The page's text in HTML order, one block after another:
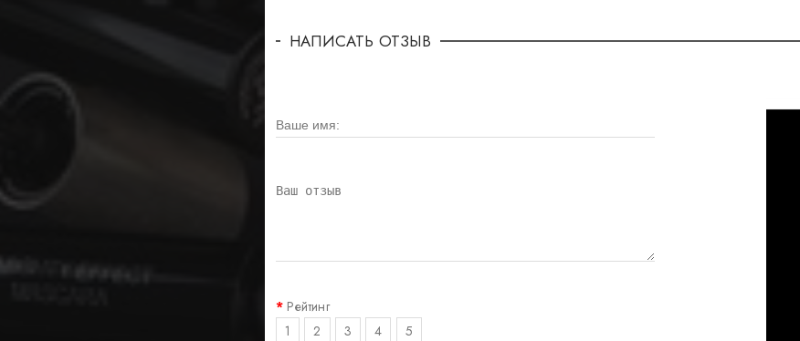
НАПИСАТЬ ОТЗЫВ
Рейтинг
1
2 3 4 5